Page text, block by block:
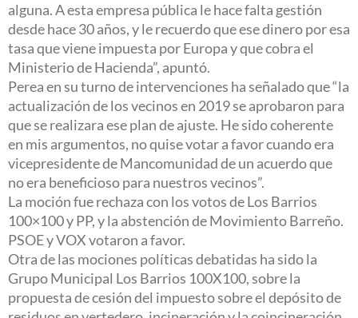
alguna. A esta empresa pública le hace falta gestión
desde hace 30 años, y le recuerdo que ese dinero por esa
tasa que viene impuesta por Europa y que cobra el
Ministerio de Hacienda”, apuntó.
Perea en su turno de intervenciones ha señalado que “la
actualización de los vecinos en 2019 se aprobaron para
que se realizara ese plan de ajuste. He sido coherente
en mis argumentos, no quise votar a favor cuando era
vicepresidente de Mancomunidad de un acuerdo que
no era beneficioso para nuestros vecinos”.
La moción fue rechaza con los votos de Los Barrios
100×100 y PP, y la abstención de Movimiento Barreño.
PSOE y VOX votaron a favor.
Otra de las mociones políticas debatidas ha sido la
Grupo Municipal Los Barrios 100X100, sobre la
propuesta de cesión del impuesto sobre el depósito de